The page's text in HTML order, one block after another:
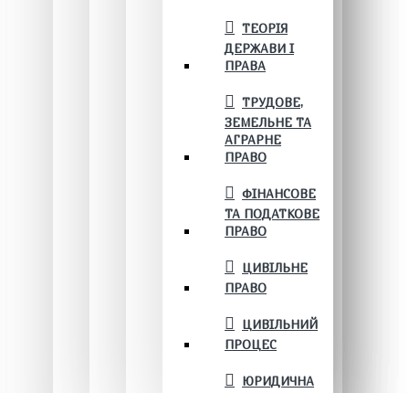
ТЕОРІЯ
ДЕРЖАВИ І
ПРАВА
ТРУДОВЕ,
ЗЕМЕЛЬНЕ ТА
АГРАРНЕ
ПРАВО
ФІНАНСОВЕ
ТА ПОДАТКОВЕ
ПРАВО
ЦИВІЛЬНЕ
ПРАВО
ЦИВІЛЬНИЙ
ПРОЦЕС
ЮРИДИЧНА